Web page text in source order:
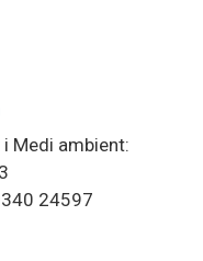
Medi ambient:
24597